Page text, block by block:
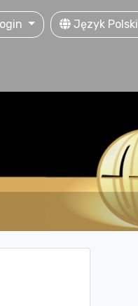
Język Polski